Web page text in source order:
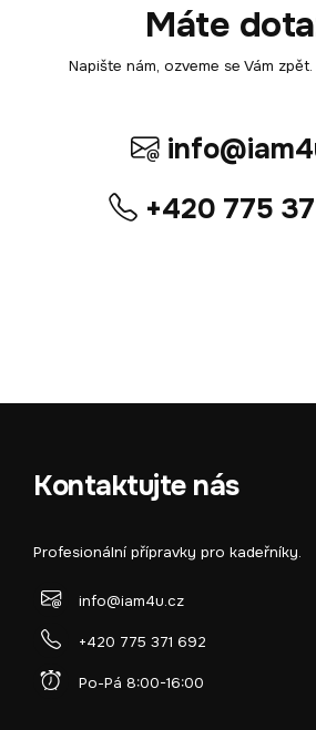
Máte
Napište nám, ozveme se Vám
+420 775
Kontaktujte nás
Profesionální přípravky pro kadeřníky.
info@iam4u.cz
+420 775 371 692
Po-Pá 8:00-16:00